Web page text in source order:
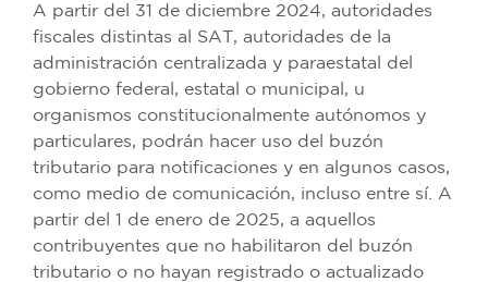
A partir del 31 de diciembre 2024, autoridades
fiscales distintas al SAT, autoridades de la
administración centralizada y paraestatal del
gobierno federal, estatal o municipal, u
organismos constitucionalmente autónomos y
particulares, podrán hacer uso del buzón
tributario para notificaciones y en algunos casos,
como medio de comunicación, incluso entre sí. A
partir del 1 de enero de 2025, a aquellos
contribuyentes que no habilitaron del buzón
tributario o no hayan registrado o actualizado